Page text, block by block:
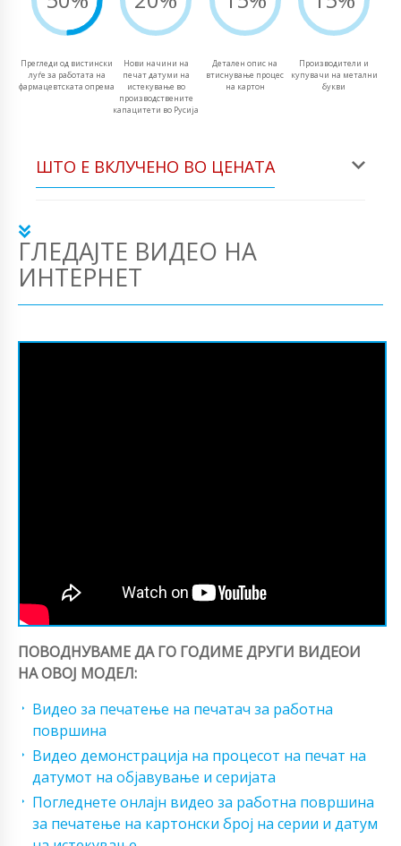
Прегледи од вистински
луѓе за работата на
фармацевтската опрема
Нови начини на
печат датуми на
истекување во
производствените
капацитети во Русија
Детален опис на
втиснување процес
на картон
Производители и
купувачи на метални
букви
ШТО Е ВКЛУЧЕНО ВО ЦЕНАТА
ГЛЕДАЈТЕ ВИДЕО НА
ИНТЕРНЕТ
ПОВОДНУВАМЕ ДА ГО ГОДИМЕ ДРУГИ ВИДЕОИ
НА ОВОЈ МОДЕЛ:
Видео за печатење на печатач за работна
површина
Видео демонстрација на процесот на печат на
датумот на објавување и серијата
Погледнете онлајн видео за работна површина
за печатење на картонски број на серии и датум